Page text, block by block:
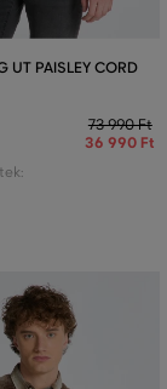
UT PAISLEY CORD
73 990 Ft
36 990 Ft